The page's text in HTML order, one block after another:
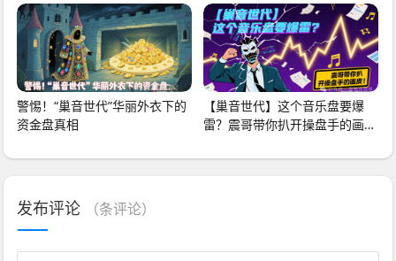
警惕！“巢音世代”华丽外衣下的
资金盘真相
【巢音世代】这个音乐盘要爆
雷？震哥带你扒开操盘手的画
发布评论 （条评论）